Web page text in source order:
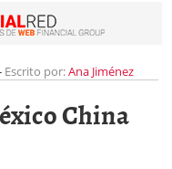
Escrito por:Ana Jiménez
China